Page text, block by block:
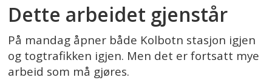
Dette arbeidet gjenstår
På mandag åpner både Kolbotn stasjon igjen
og togtrafikken igjen. Men det er fortsatt mye
arbeid som må gjøres.